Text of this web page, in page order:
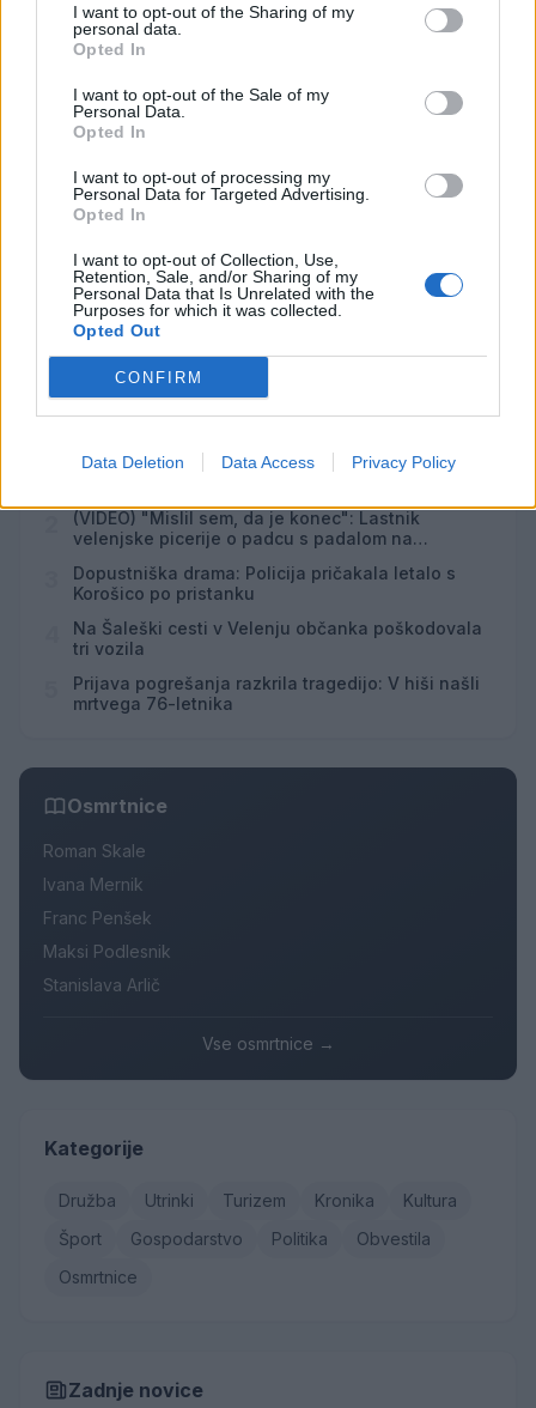
I want to opt-out of the Sharing of my
personal data.
Opted In
I want to opt-out of the Sale of my
Personal Data.
Opted In
I want to opt-out of processing my
Personal Data for Targeted Advertising.
Opted In
I want to opt-out of Collection, Use,
Retention, Sale, and/or Sharing of my
Personal Data that Is Unrelated with the
Purposes for which it was collected.
Opted Out
CONFIRM
Data Deletion Data Access Privacy Policy
AVG
7
Pesem kita grbavca
18:00
AVG
7
Smrt Robina Hooda
20:30
7
Spin
08:00
7
Vsi dogodki →
Najbolj brano
Pretep v gostinskem lokalu v Velenju: 46-letnik
(VIDEO) "Mislil sem, da je konec": Lastnik
velenjske picerije o padcu s padalom na
Dopustniška drama: Policija pričakala letalo s
Korošico po pristanku
Na Šaleški cesti v Velenju občanka poškodovala
tri vozila
Prijava pogrešanja razkrila tragedijo: V hiši našli
mrtvega 76-letnika
Osmrtnice
Roman Skale
Ivana Mernik
Franc Penšek
Maksi Podlesnik
Stanislava Arlič
Vse osmrtnice →
Kategorije
Družba Utrinki Turizem Kronika
Kultura
Šport
Gospodarstvo Politika
Obvestila
Osmrtnice
Zadnje novice